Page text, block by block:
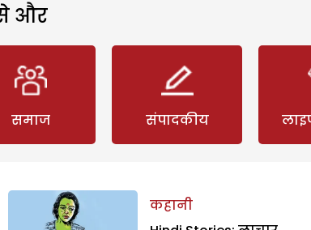
और
समाज संपादकीय
कहानी